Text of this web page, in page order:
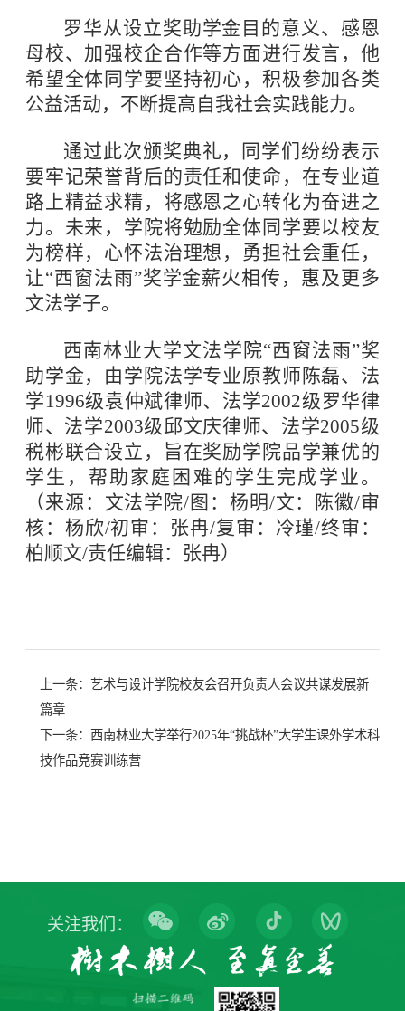
罗华从设立奖助学金目的意义、感恩
母校、加强校企合作等方面进行发言，他
希望全体同学要坚持初心，积极参加各类
公益活动，不断提高自我社会实践能力。
通过此次颁奖典礼，同学们纷纷表示
要牢记荣誉背后的责任和使命，在专业道
路上精益求精，将感恩之心转化为奋进之
力。未来，学院将勉励全体同学要以校友
为榜样，心怀法治理想，勇担社会重任，
让“西窗法雨”奖学金薪火相传，惠及更多
文法学子。
西南林业大学文法学院“西窗法雨”奖
助学金，由学院法学专业原教师陈磊、法
学1996级袁仲斌律师、法学2002级罗华律
师、法学2003级邱文庆律师、法学2005级
税彬联合设立，旨在奖励学院品学兼优的
学生，帮助家庭困难的学生完成学业。
（来源：文法学院/图：杨明/文：陈徽/审
核：杨欣/初审：张冉/复审：冷瑾/终审：
柏顺文/责任编辑：张冉）
上一条： 艺术与设计学院校友会召开负责人会议共谋发展新
篇章
下一条： 西南林业大学举行2025年“挑战杯”大学生课外学术科
技作品竞赛训练营
关注我们：